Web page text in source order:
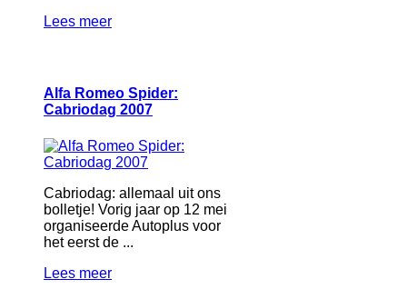
Lees meer
Alfa Romeo Spider:
Cabriodag 2007
Cabriodag: allemaal uit ons
bolletje! Vorig jaar op 12 mei
organiseerde Autoplus voor
het eerst de ...
Lees meer